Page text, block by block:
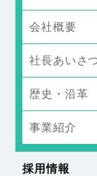
会社概要
社長あいさ
歴史・沿革
事業紹介
採用情報